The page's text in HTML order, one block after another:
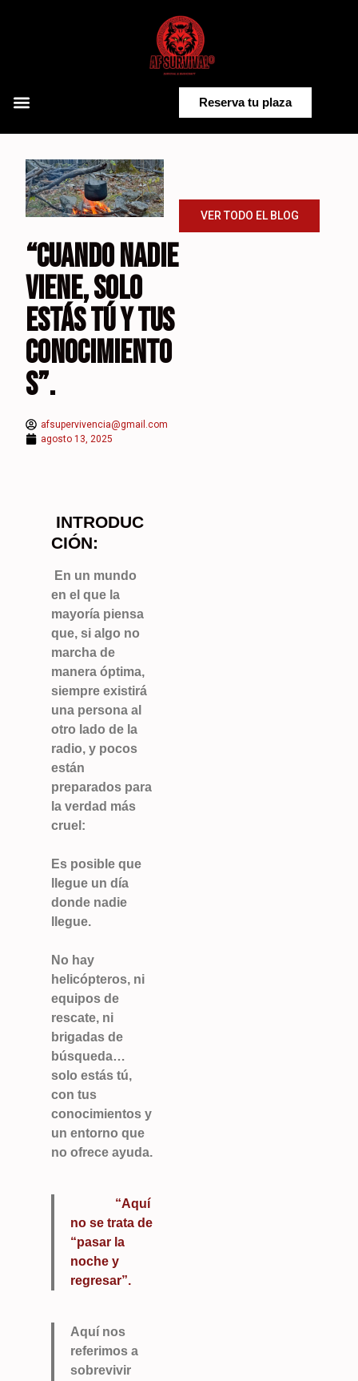
Reserva tu plaza
“CUANDO NADIE
VIENE, SOLO
ESTÁS TÚ Y TUS
CONOCIMIENTO
S”.
afsupervivencia@gmail.com
agosto 13, 2025
INTRODUC
CIÓN:
En un mundo
en el que la
mayoría piensa
que, si algo no
marcha de
manera óptima,
siempre existirá
una persona al
otro lado de la
radio, y pocos
están
preparados para
la verdad más
cruel:
Es posible que
llegue un día
donde nadie
llegue.
No hay
helicópteros, ni
equipos de
rescate, ni
brigadas de
búsqueda…
solo estás tú,
con tus
conocimientos y
un entorno que
no ofrece ayuda.
“Aquí
no se trata de
“pasar la
noche y
regresar”.
Aquí nos
referimos a
sobrevivir
VER TODO EL BLOG